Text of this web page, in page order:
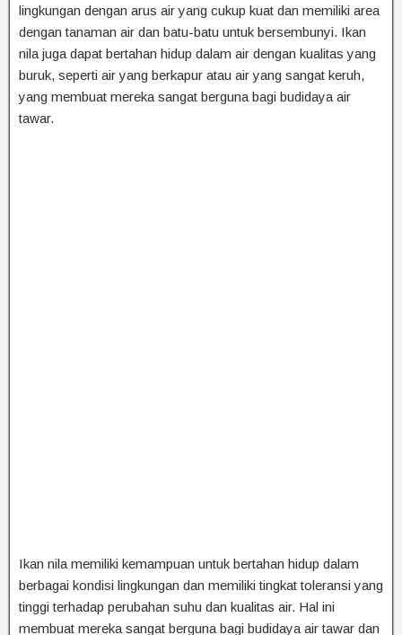
lingkungan dengan arus air yang cukup kuat dan memiliki area
dengan tanaman air dan batu-batu untuk bersembunyi. Ikan
nila juga dapat bertahan hidup dalam air dengan kualitas yang
buruk, seperti air yang berkapur atau air yang sangat keruh,
yang membuat mereka sangat berguna bagi budidaya air
tawar.
Ikan nila memiliki kemampuan untuk bertahan hidup dalam
berbagai kondisi lingkungan dan memiliki tingkat toleransi yang
tinggi terhadap perubahan suhu dan kualitas air. Hal ini
membuat mereka sangat berguna bagi budidaya air tawar dan